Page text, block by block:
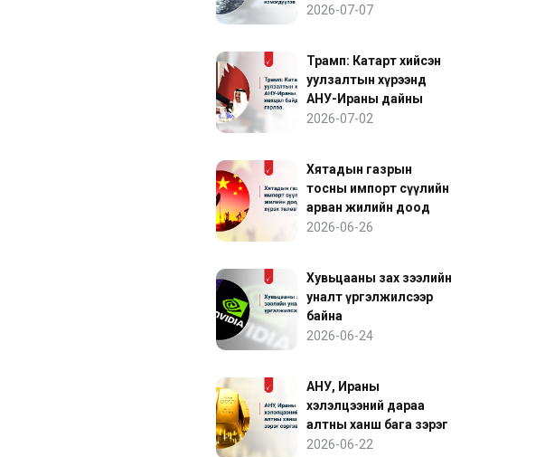
нефтийн зах зээлийн
2026-07-07
Трамп: Катарт хийсэн
уулзалтын хүрээнд
АНУ-Ираны дайны
нөхцөл байдалд ахиц
2026-07-02
Хятадын газрын
тосны импорт сүүлийн
арван жилийн доод
түвшинд хүрэх төлөвтэй
2026-06-26
Хувьцааны зах зээлийн
уналт үргэлжилсээр
байна
2026-06-24
АНУ, Ираны
хэлэлцээний дараа
алтны ханш бага зэрэг
сэргэв
2026-06-22